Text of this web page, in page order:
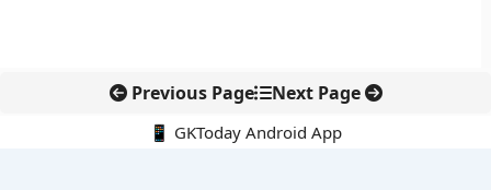
Previous Page Next Page
📱 GKToday Android App